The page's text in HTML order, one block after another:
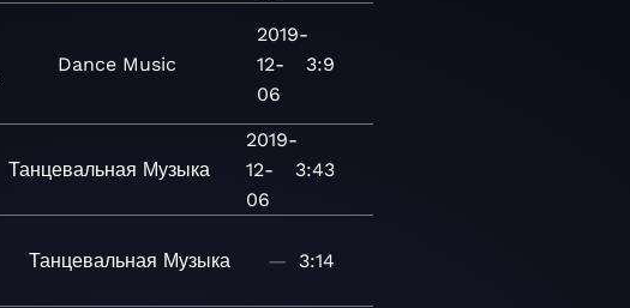
Dance Music
2019-
12-
06
3:9
Танцевальная Музыка
2019-
12-
06
3:43
Танцевальная Музыка — 3:14